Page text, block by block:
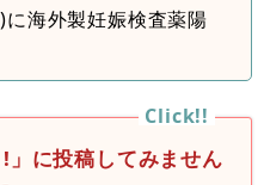
海外製妊娠検査薬陽
」に投稿してみません